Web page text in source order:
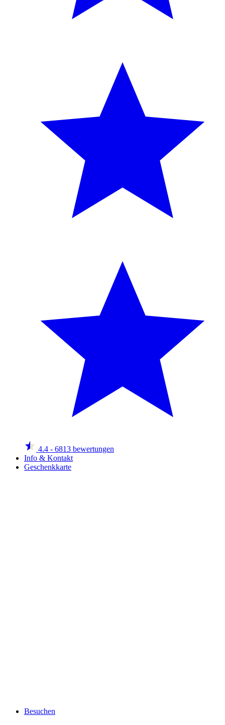
4.4 - 6813 bewertungen
Info & Kontakt
Geschenkkarte
Besuchen